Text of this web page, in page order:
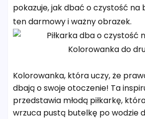
pokazuje, jak dbać o czystość na
ten darmowy i ważny obrazek.
Kolorowanka, która uczy, że
dbają o swoje otoczenie! Ta
przedstawia młodą piłkarkę,
wrzuca pustą butelkę po wodzie